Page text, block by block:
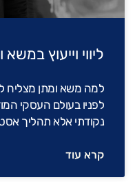
ליווי וייעוץ
למה משא ומתן מצליח
לפניו בעולם העסקי
נקודתי אלא תהליך
קרא עוד